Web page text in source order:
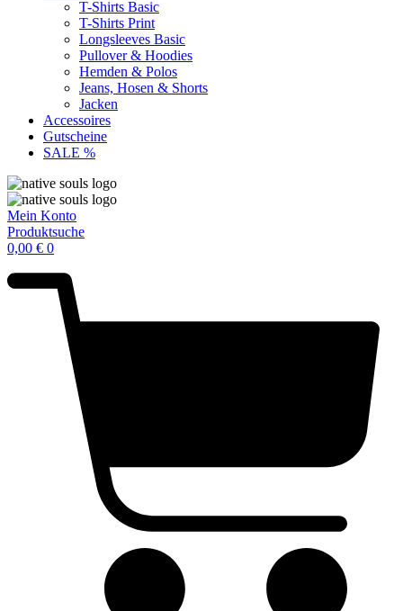
T-Shirts Basic
T-Shirts Print
Longsleeves Basic
Pullover & Hoodies
Hemden & Polos
Jeans, Hosen & Shorts
Jacken
Accessoires
Gutscheine
SALE %
Mein Konto
Produktsuche
0,00 € 0